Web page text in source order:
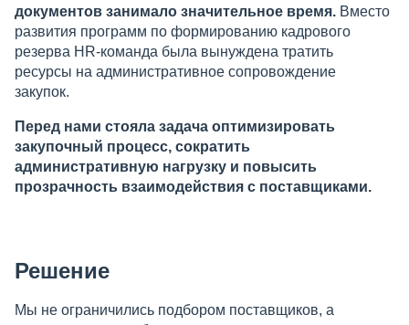
документов занимало значительное время. Вместо
развития программ по формированию кадрового
резерва HR-команда была вынуждена тратить
ресурсы на административное сопровождение
закупок.
Перед нами стояла задача оптимизировать
закупочный процесс, сократить
административную нагрузку и повысить
прозрачность взаимодействия с поставщиками.
Решение
Мы не ограничились подбором поставщиков, а